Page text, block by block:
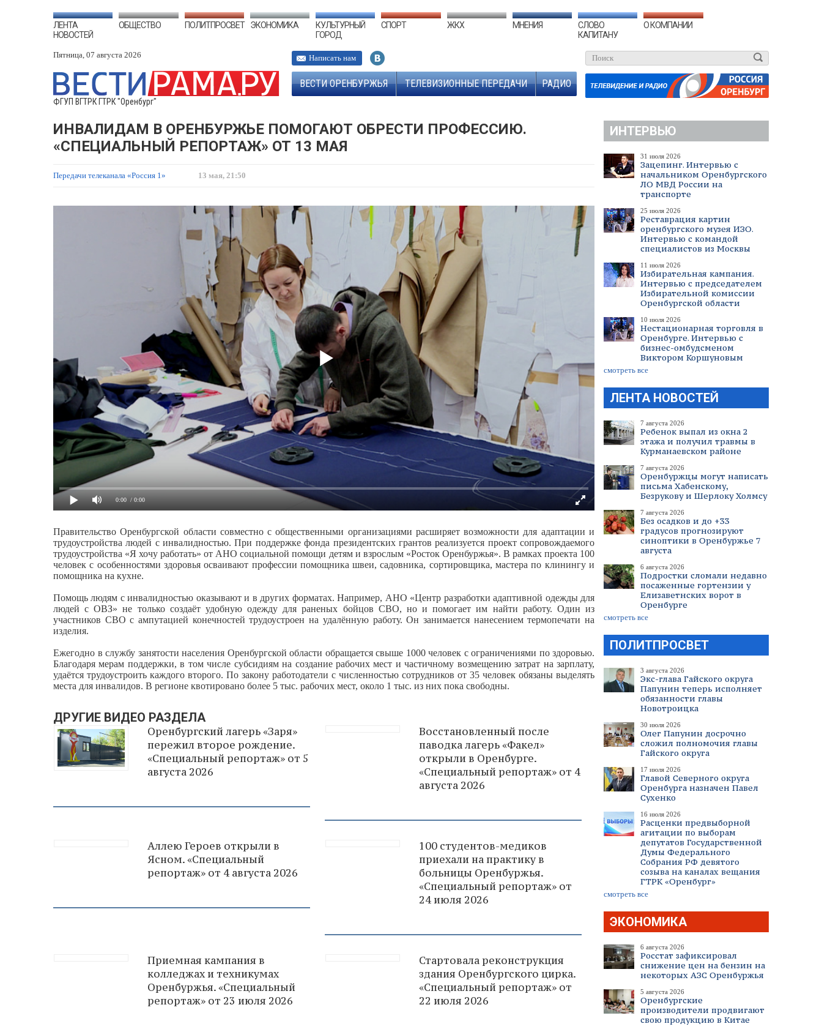
ЛЕНТА
НОВОСТЕЙ
ОБЩЕСТВО ПОЛИТПРОСВЕТ ЭКОНОМИКА
КУЛЬТУРНЫЙ
ГОРОД
СПОРТ ЖКХ МНЕНИЯ
СЛОВО
КАПИТАНУ
О КОМПАНИИ
Пятница, 07 августа 2026
ФГУП ВГТРК ГТРК "Оренбург"
Написать нам
ВЕСТИ ОРЕНБУРЖЬЯ ТЕЛЕВИЗИОННЫЕ ПЕРЕДАЧИ РАДИО
ИНТЕРВЬЮ
31 июля 2026
Зацепинг. Интервью с
начальником Оренбургского
ЛО МВД России на
транспорте
25 июля 2026
Реставрация картин
оренбургского музея ИЗО.
Интервью с командой
специалистов из Москвы
11 июля 2026
Избирательная кампания.
Интервью с председателем
Избирательной комиссии
Оренбургской области
10 июля 2026
Нестационарная торговля в
Оренбурге. Интервью с
бизнес-омбудсменом
Виктором Коршуновым
смотреть все
ЛЕНТА НОВОСТЕЙ
7 августа 2026
Ребенок выпал из окна 2
этажа и получил травмы в
Курманаевском районе
7 августа 2026
Оренбуржцы могут написать
письма Хабенскому,
Безрукову и Шерлоку Холмсу
7 августа 2026
Без осадков и до +33
градусов прогнозируют
синоптики в Оренбуржье 7
августа
6 августа 2026
Подростки сломали недавно
посаженные гортензии у
Елизаветнских ворот в
Оренбурге
смотреть все
ПОЛИТПРОСВЕТ
3 августа 2026
Экс-глава Гайского округа
Папунин теперь исполняет
обязанности главы
Новотроицка
30 июля 2026
Олег Папунин досрочно
сложил полномочия главы
Гайского округа
17 июля 2026
Главой Северного округа
Оренбурга назначен Павел
Сухенко
16 июля 2026
Расценки предвыборной
агитации по выборам
депутатов Государственной
Думы Федерального
Собрания РФ девятого
созыва на каналах вещания
ГТРК «Оренбург»
смотреть все
ЭКОНОМИКА
6 августа 2026
Росстат зафиксировал
снижение цен на бензин на
некоторых АЗС Оренбуржья
5 августа 2026
Оренбургские
производители продвигают
свою продукцию в Китае
ИНВАЛИДАМ В ОРЕНБУРЖЬЕ ПОМОГАЮТ ОБРЕСТИ ПРОФЕССИЮ.
«СПЕЦИАЛЬНЫЙ РЕПОРТАЖ» ОТ 13 МАЯ
Передачи телеканала «Россия 1» 13 мая, 21:50
0:00 / 0:00
Правительство Оренбургской области совместно с общественными организациями расширяет возможности для адаптации и
трудоустройства людей с инвалидностью. При поддержке фонда президентских грантов реализуется проект сопровождаемого
трудоустройства «Я хочу работать» от АНО социальной помощи детям и взрослым «Росток Оренбуржья». В рамках проекта 100
человек с особенностями здоровья осваивают профессии помощника швеи, садовника, сортировщика, мастера по клинингу и
помощника на кухне.
Помощь людям с инвалидностью оказывают и в других форматах. Например, АНО «Центр разработки адаптивной одежды для
людей с ОВЗ» не только создаёт удобную одежду для раненых бойцов СВО, но и помогает им найти работу. Один из
участников СВО с ампутацией конечностей трудоустроен на удалённую работу. Он занимается нанесением термопечати на
изделия.
Ежегодно в службу занятости населения Оренбургской области обращается свыше 1000 человек с ограничениями по здоровью.
Благодаря мерам поддержки, в том числе субсидиям на создание рабочих мест и частичному возмещению затрат на зарплату,
удаётся трудоустроить каждого второго. По закону работодатели с численностью сотрудников от 35 человек обязаны выделять
места для инвалидов. В регионе квотировано более 5 тыс. рабочих мест, около 1 тыс. из них пока свободны.
ДРУГИЕ ВИДЕО РАЗДЕЛА
Оренбургский лагерь «Заря»
пережил второе рождение.
«Специальный репортаж» от 5
августа 2026
Восстановленный после
паводка лагерь «Факел»
открыли в Оренбурге.
«Специальный репортаж» от 4
августа 2026
Аллею Героев открыли в
Ясном. «Специальный
репортаж» от 4 августа 2026
100 студентов-медиков
приехали на практику в
больницы Оренбуржья.
«Специальный репортаж» от
24 июля 2026
Приемная кампания в
колледжах и техникумах
Оренбуржья. «Специальный
репортаж» от 23 июля 2026
Стартовала реконструкция
здания Оренбургского цирка.
«Специальный репортаж» от
22 июля 2026